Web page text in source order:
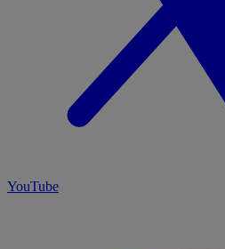
YouTube